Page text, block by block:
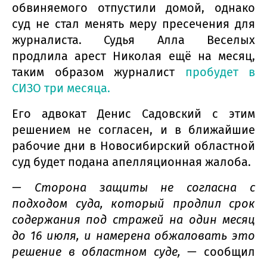
обвиняемого отпустили домой, однако
суд не стал менять меру пресечения для
журналиста. Судья Алла Веселых
продлила арест Николая ещё на месяц,
таким образом журналист пробудет в
СИЗО три месяца.
Его адвокат Денис Садовский с этим
решением не согласен, и в ближайшие
рабочие дни в Новосибирский областной
суд будет подана апелляционная жалоба.
— Сторона защиты не согласна с
подходом суда, который продлил срок
содержания под стражей на один месяц
до 16 июля, и намерена обжаловать это
решение в областном суде, — сообщил